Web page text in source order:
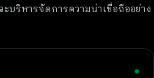
บริหารจัดการความน่าเชื่อถืออย่าง